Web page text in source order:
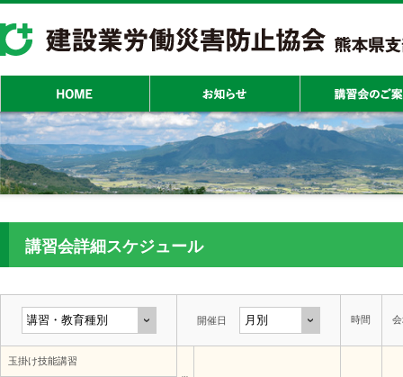
講習会詳細スケジュール
開催日 時間
玉掛け技能講習